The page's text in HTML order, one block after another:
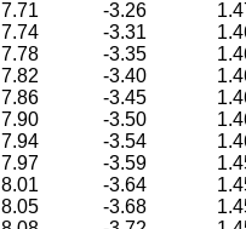
7.71 -3.26
7.74 -3.31
7.78 -3.35
7.82 -3.40
7.86 -3.45
7.90 -3.50
7.94 -3.54
7.97 -3.59
8.01 -3.64
8.05 -3.68